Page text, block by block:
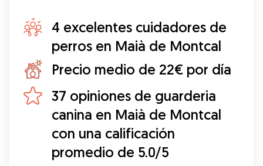
4 excelentes cuidadores de
perros en Maià de Montcal
Precio medio de 22€ por día
37 opiniones de guarderia
canina en Maià de Montcal
con una calificación
promedio de 5.0/5